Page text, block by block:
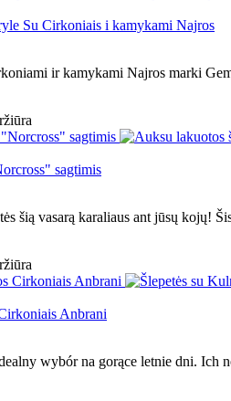
Su Cirkoniais i kamykami Najros
ir kamykami Najros marki
sagtimis
šią vasarą karaliaus ant jūsų kojų!
Anbrani
wybór na gorące letnie dni. Ich